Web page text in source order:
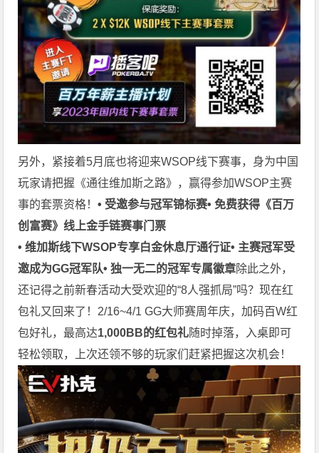
另外，紧接着5月底也将迎来WSOP线下赛事，身为中国
玩家请把握《通往维加斯之路》，赢得参加WSOP主赛
事的套票资格！• 受邀参与冠军锦标赛• 免费获得《百万
创富赛》线上金手链赛事门票
• 维加斯线下WSOP专享白金休息厅通行证• 主赛冠军受
邀成为GG冠军队• 独一无二的冠军专属徽章除此之外，
还记得之前新春活动大受欢迎的“8人强抓局”吗？现在红
包礼又回来了！2/16~4/1 GG大师赛周年庆，加码百W红
包好礼，最高达1,000BB的红包礼随时掉落，入桌即可
轻松领取，上次还领不够的玩家们赶紧把握这次机会！